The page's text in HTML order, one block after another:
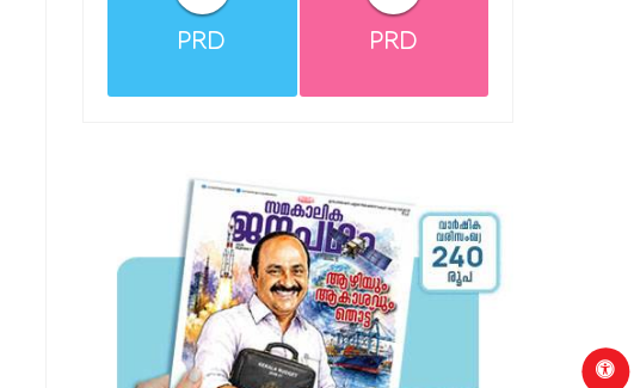
PRD PRD